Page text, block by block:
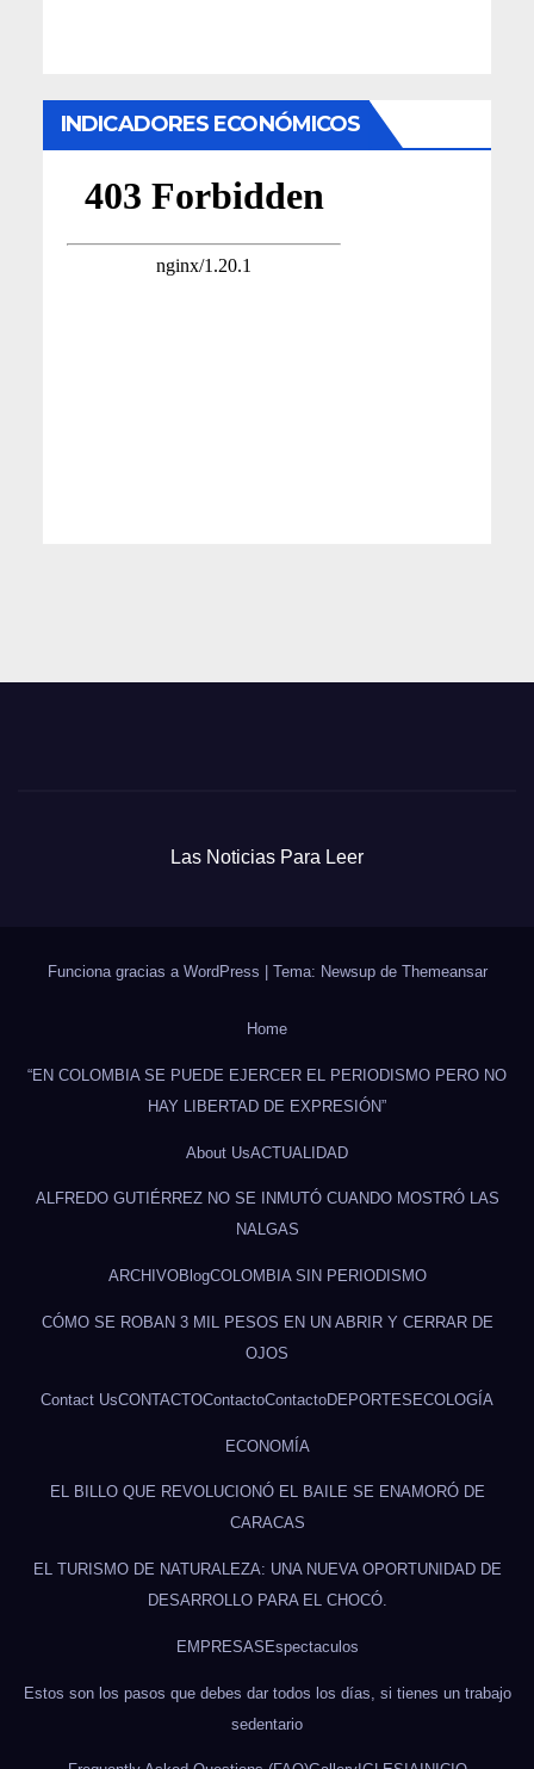
INDICADORES ECONÓMICOS
Las Noticias Para Leer
Funciona gracias a WordPress | Tema: Newsup de Themeansar
Home
“EN COLOMBIA SE PUEDE EJERCER EL PERIODISMO PERO NO
HAY LIBERTAD DE EXPRESIÓN”
About UsACTUALIDAD
ALFREDO GUTIÉRREZ NO SE INMUTÓ CUANDO MOSTRÓ LAS
NALGAS
ARCHIVOBlogCOLOMBIA SIN PERIODISMO
CÓMO SE ROBAN 3 MIL PESOS EN UN ABRIR Y CERRAR DE
OJOS
Contact UsCONTACTOContactoContactoDEPORTESECOLOGÍA
ECONOMÍA
EL BILLO QUE REVOLUCIONÓ EL BAILE SE ENAMORÓ DE
CARACAS
EL TURISMO DE NATURALEZA: UNA NUEVA OPORTUNIDAD DE
DESARROLLO PARA EL CHOCÓ.
EMPRESASEspectaculos
Estos son los pasos que debes dar todos los días, si tienes un trabajo
sedentario